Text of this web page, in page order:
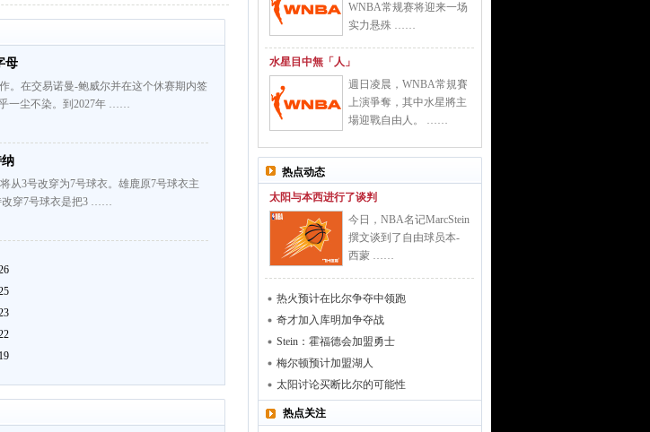
母
。在交易诺曼-鲍威尔并在这个休赛期内签
一尘不染。到2027年 ……
从3号改穿为7号球衣。雄鹿原7号球衣主
改穿7号球衣是把3 ……
WNBA常规赛将迎来一场
实力悬殊 ……
水星目中無「人」
週日凌晨，WNBA常規賽
上演爭奪，其中水星將主
場迎戰自由人。 ……
热点动态
太阳与本西进行了谈判
今日，NBA名记MarcStein
撰文谈到了自由球员本-
西蒙 ……
热火预计在比尔争夺中领跑
奇才加入库明加争夺战
Stein：霍福德会加盟勇士
梅尔顿预计加盟湖人
太阳讨论买断比尔的可能性
热点关注